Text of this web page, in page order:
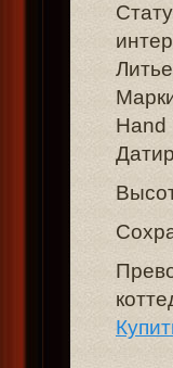
Hand